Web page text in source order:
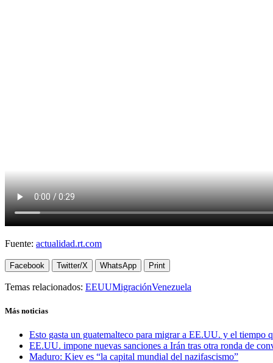
Fuente: actualidad.rt.com
Facebook Twitter/X WhatsApp Print
Temas relacionados: EEUUMigraciónVenezuela
Más noticias
Esto gasta un guatemalteco para migrar a EE.UU. y el tiempo
EE.UU. impone nuevas sanciones a Irán tras otra ronda de
Maduro: Kiev es “la capital mundial del nazifascismo”